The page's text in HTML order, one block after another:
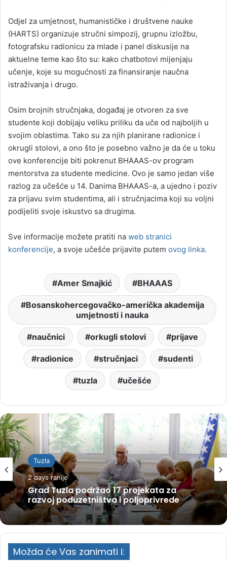
Odjel za umjetnost, humanističke i društvene nauke
(HARTS) organizuje stručni simpozij, grupnu izložbu,
fotografsku radionicu za mlade i panel diskusije na
aktuelne teme kao što su: kako chatbotovi mijenjaju
učenje, koje su mogućnosti za finansiranje naučna
istraživanja i drugo.
Osim brojnih stručnjaka, događaj je otvoren za sve
studente koji dobijaju veliku priliku da uče od najboljih u
svojim oblastima. Tako su za njih planirane radionice i
okrugli stolovi, a ono što je posebno važno je da će u toku
ove konferencije biti pokrenut BHAAAS-ov program
mentorstva za studente medicine. Ovo je samo jedan više
razlog za učešće u 14. Danima BHAAAS-a, a ujedno i poziv
za prijavu svim studentima, ali i stručnjacima koji su voljni
podijeliti svoje iskustvo sa drugima.
Sve informacije možete pratiti na web stranici
konferencije, a svoje učešće prijavite putem ovog linka.
Amer Smajkić BHAAAS
Bosanskohercegovačko-američka akademija
umjetnosti i nauka
naučnici orkugli stolovi prijave
radionice stručnjaci sudenti
tuzla učešće
Tuzla
2 days ranije
Grad Tuzla podržao 17 projekata za
razvoj poduzetništva i poljoprivrede
Možda će Vas zanimati i: